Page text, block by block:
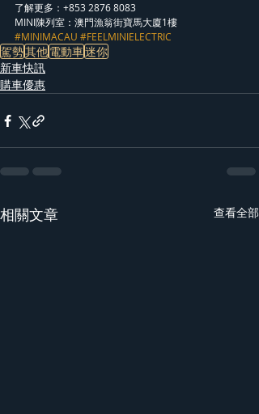
了解更多：+853 2876 8083
MINI陳列室：澳門漁翁街寶馬大廈1樓
#MINIMACAU #FEELMINIELECTRIC
駕勢其他電動車迷你
新車快訊
購車優惠
相關文章 查看全部